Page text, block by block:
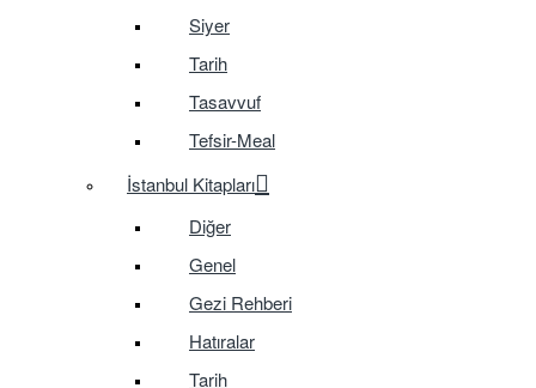
Siyer
Tarih
Tasavvuf
Tefsir-Meal
İstanbul Kitapları
Diğer
Genel
Gezi Rehberi
Hatıralar
Tarih